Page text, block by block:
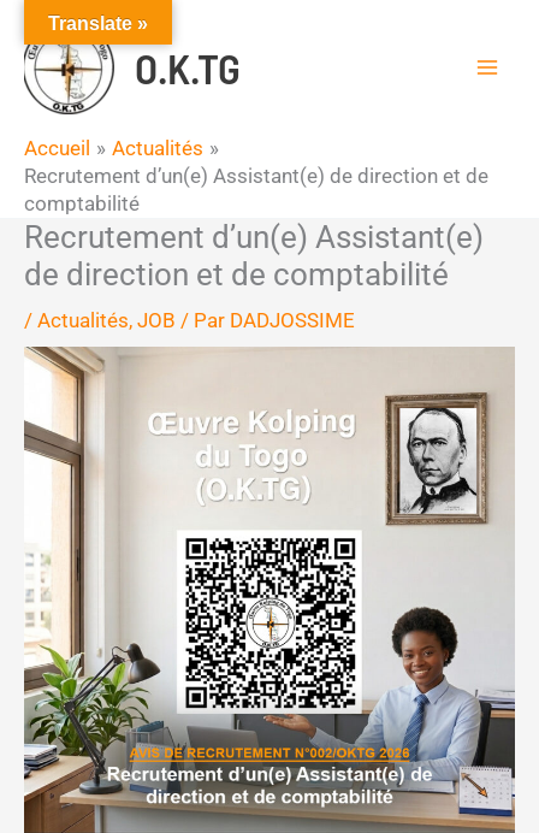
contenu
O.K.TG
Accueil
Actualités
Recrutement d’un(e) Assistant(e) de direction et de
comptabilité
Recrutement d’un(e) Assistant(e)
de direction et de comptabilité
/ Actualités, JOB / Par DADJOSSIME
Translate »